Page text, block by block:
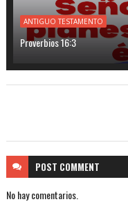
ANTIGUO TESTAMENTO
Proverbios 16:3
POST COMMENT
No hay comentarios.